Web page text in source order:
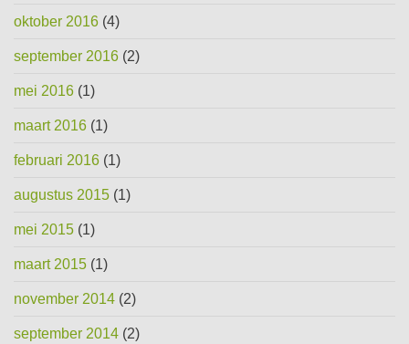
oktober 2016 (4)
september 2016 (2)
mei 2016 (1)
maart 2016 (1)
februari 2016 (1)
augustus 2015 (1)
mei 2015 (1)
maart 2015 (1)
november 2014 (2)
september 2014 (2)